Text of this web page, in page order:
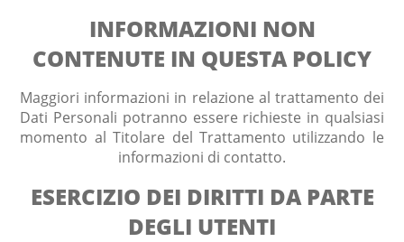
INFORMAZIONI NON
CONTENUTE IN QUESTA POLICY
Maggiori informazioni in relazione al trattamento dei
Dati Personali potranno essere richieste in qualsiasi
momento al Titolare del Trattamento utilizzando le
informazioni di contatto.
ESERCIZIO DEI DIRITTI DA PARTE
DEGLI UTENTI